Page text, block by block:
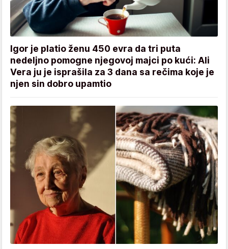
Igor je platio ženu 450 evra da tri puta
nedeljno pomogne njegovoj majci po kući: Ali
Vera ju je isprašila za 3 dana sa rečima koje je
njen sin dobro upamtio